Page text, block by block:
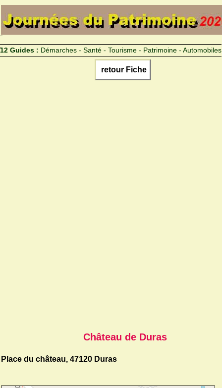
12 Guides : Démarches - Santé - Tourisme - Patrimoine - Automobiles
retour Fiche
Château de Duras
Place du château, 47120 Duras